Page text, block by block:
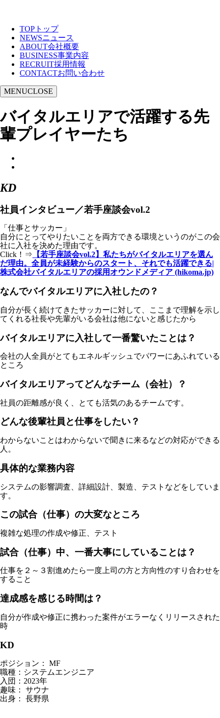
TOP トップ
NEWSニュース
ABOUT会社概要
BUSINESS事業内容
RECRUIT採用情報
CONTACTお問い合わせ
MENUCLOSE
バイタルエリアで活躍する先
輩プレイヤーたち
KD
社員インタビュー／若手座談会vol.2
「仕事とサッカー」
自分にとってやりたいことを両方できる環境というのがこの会
社に入社を決めた理由です。
Click！⇒ 【若手座談会vol.2】私たちがバイタルエリアを選ん
だ理由。全員が未経験からのスタート、それでも活躍できる|
株式会社バイタルエリアの採用オウンドメディア (hikoma.jp)
なんでバイタルエリアに入社したの？
自分が長く続けてきたサッカーに対して、ここまで理解を示し
てくれる社長や先輩がいる会社は他にないと感じたから
バイタルエリアに入社して一番驚いたことは？
会社の人全員がとてもエネルギッシュでパワーにあふれている
ところ
バイタルエリアってどんなチーム（会社）？
社員の距離感が良く、とても活気のあるチームです。
どんな後輩社員と仕事をしたい？
わからないことはわからないで聞きに来るなどの対応ができる
人。
具体的な業務内容
システムの影響調査、詳細設計、製造、テストなどをしていま
す。
この試合（仕事）の大変なところ
複雑な処理の作成や修正、テスト
試合（仕事）中、一番大事にしていることは？
仕事を２～３割進めたら一度上司の方と方向性のすり合わせを
すること
達成感を感じる時間は？
自分が作成や修正に携わった案件がエラーなくリリースされた
時
KD
ポジション： MF
職種：システムエンジニア
入団：2023年
趣味： サウナ
出身： 長野県